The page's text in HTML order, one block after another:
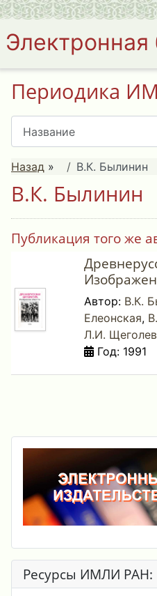
Периодика
Назад » В.К. Былинин
В.К. Былинин
Публикация того же
Автор: В.К.
Елеонская,
Л.И.
Год: 1991
Ресурсы ИМЛИ РАН: